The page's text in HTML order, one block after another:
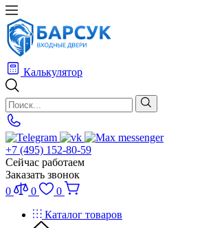
Калькулятор
+7 (495) 152-80-59
Сейчас работаем
Заказать звонок
0
0
0
Каталог товаров